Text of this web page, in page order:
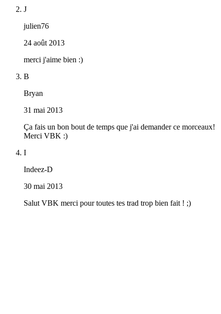
J
julien76
24 août 2013
merci j'aime bien :)
B
Bryan
31 mai 2013
Ça fais un bon bout de temps que j'ai demander ce morceaux!
Merci VBK :)
I
Indeez-D
30 mai 2013
Salut VBK merci pour toutes tes trad trop bien fait ! ;)